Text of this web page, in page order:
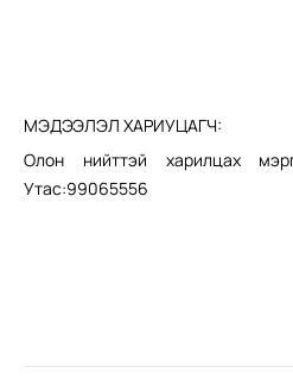
МЭДЭЭЛЭЛ ХАРИУЦАГЧ:
Олон нийттэй харилцах
Утас:99065556